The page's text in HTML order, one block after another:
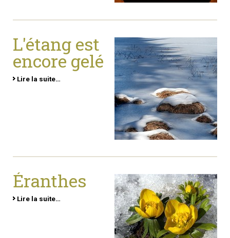
L'étang est
encore gelé
Lire la suite…
Éranthes
Lire la suite…